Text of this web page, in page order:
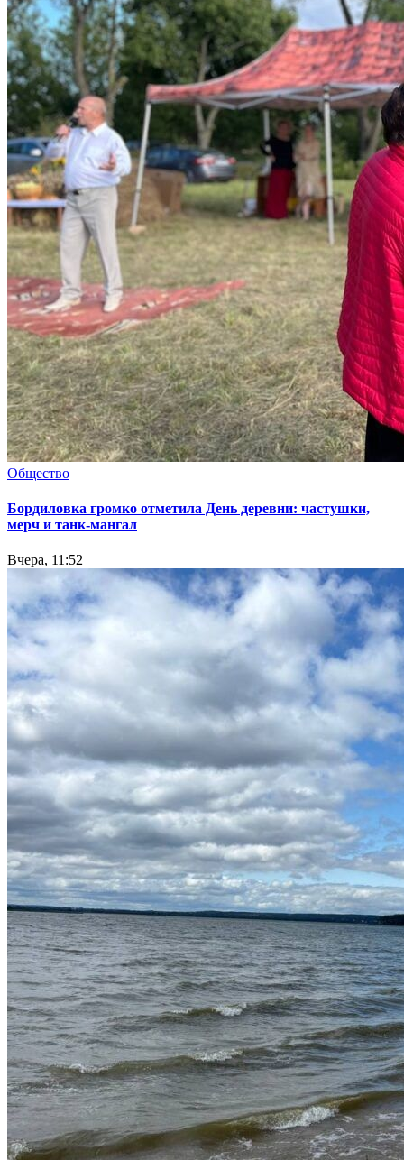
Общество
Бордиловка громко отметила День деревни: частушки,
мерч и танк-мангал
Вчера, 11:52